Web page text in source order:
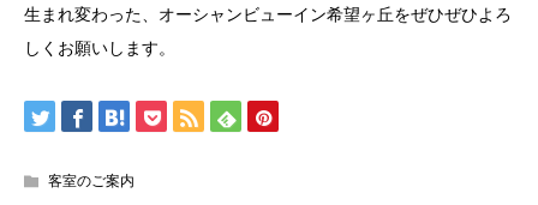
生まれ変わった、オーシャンビューイン希望ヶ丘をぜひぜひよろ
しくお願いします。
客室のご案内